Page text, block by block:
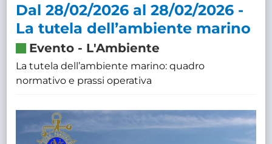
Dal 28/02/2026 al 28/02/2026 -
La tutela dell’ambiente marino
Evento - L'Ambiente
La tutela dell’ambiente marino: quadro
normativo e prassi operativa